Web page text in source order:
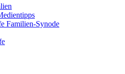
Familien-Synode